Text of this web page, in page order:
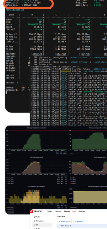
Мероприятия Innostage
Официальный сайтInnostage
+7 (843) 567-42-90
info@innostage-group.ru
Казань, ул. Подлужная, 60